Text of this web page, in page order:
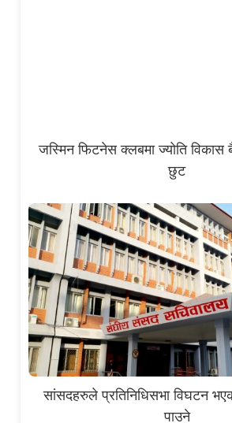
जस्मिन फिटनेस क्लबमा ज्योति विकास
छुट
सांसदहरुले प्रतिनिधिसभा विघटन
पाउने